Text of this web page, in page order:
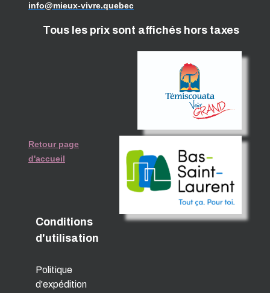
info@mieux-vivre.quebec
Tous les prix sont affichés hors taxes
Retour page
d'accueil
Conditions
d'utilisation
Politique
d'expédition